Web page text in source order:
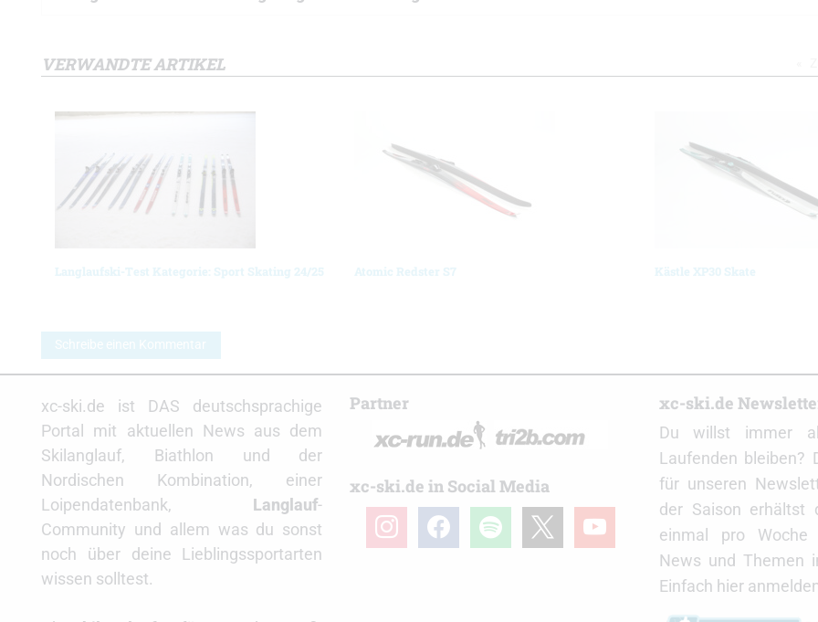
VERWANDTE ARTIKEL
Langlaufski-Test Kategorie: Sport Skating 24/25 Atomic Redster S7 Kästle XP30 Skate
Schreibe einen Kommentar
xc-ski.de ist DAS deutschsprachige
Portal mit aktuellen News aus dem
Skilanglauf, Biathlon und der
Nordischen Kombination, einer
Loipendatenbank, Langlauf-
Community und allem was du sonst
noch über deine Lieblingssportarten
wissen solltest.
Partner
xc-ski.de in Social Media
instagramfacebookspotify youtube
xc-ski.de
Du willst immer
Laufenden bleiben?
für unseren
der Saison erhältst
einmal pro Woche
News und Themen
Einfach hier